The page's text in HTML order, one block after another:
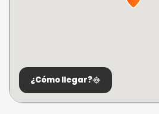
¿Cómo llegar?